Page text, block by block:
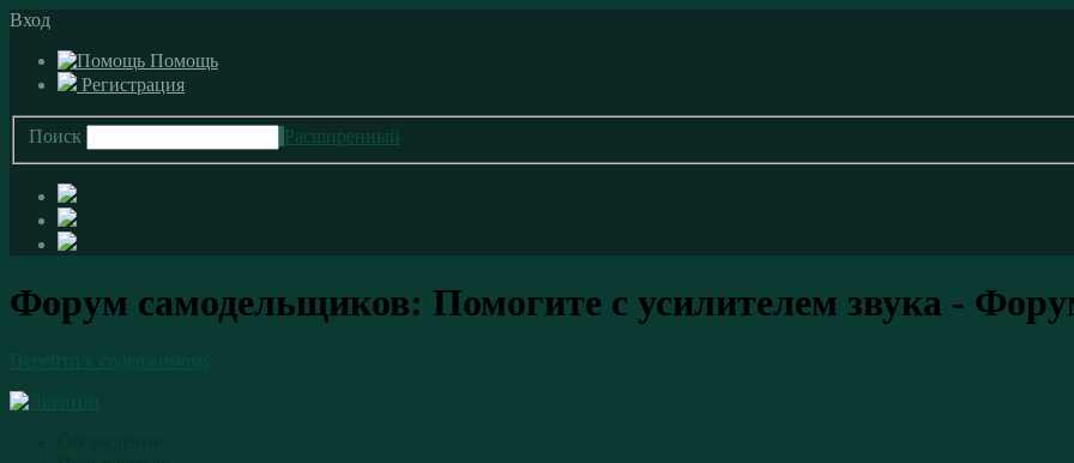
Вход
Помощь
Регистрация
Поиск Расширенный
Форум самодельщиков: Помогите с усилителем звука -